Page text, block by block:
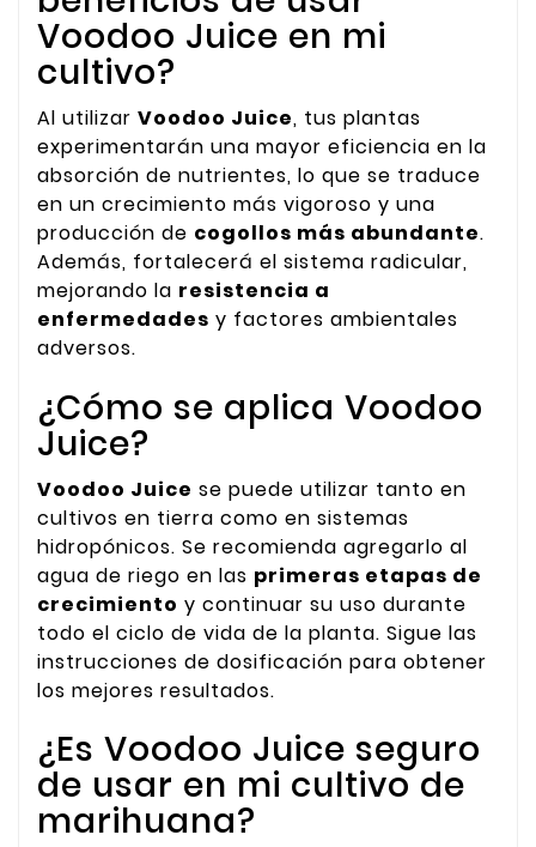
Voodoo Juice en mi
cultivo?
Al utilizar Voodoo Juice, tus plantas
experimentarán una mayor eficiencia en la
absorción de nutrientes, lo que se traduce
en un crecimiento más vigoroso y una
producción de cogollos más abundante.
Además, fortalecerá el sistema radicular,
mejorando la resistencia a
enfermedades y factores ambientales
adversos.
¿Cómo se aplica Voodoo
Juice?
Voodoo Juice se puede utilizar tanto en
cultivos en tierra como en sistemas
hidropónicos. Se recomienda agregarlo al
agua de riego en las primeras etapas de
crecimiento y continuar su uso durante
todo el ciclo de vida de la planta. Sigue las
instrucciones de dosificación para obtener
los mejores resultados.
¿Es Voodoo Juice seguro
de usar en mi cultivo de
marihuana?